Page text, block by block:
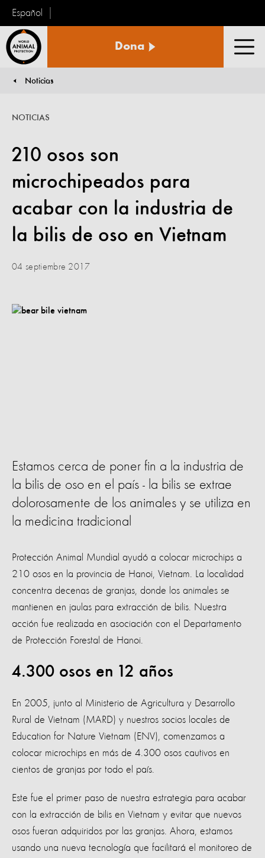
Español
Animal
Dona
Noticias
210 osos son
microchipeados para
acabar con la industria de
la bilis de oso en Vietnam
NOTICIAS
04 septiembre 2017
Estamos cerca de poner fin a la industria de
la bilis de oso en el país - la bilis se extrae
dolorosamente de los animales y se utiliza en
la medicina tradicional
Protección Animal Mundial ayudó a colocar microchips a
210 osos en la provincia de Hanoi, Vietnam. La localidad
concentra decenas de granjas, donde los animales se
mantienen en jaulas para extracción de bilis. Nuestra
acción fue realizada en asociación con el Departamento
de Protección Forestal de Hanoi.
4.300 osos en 12 años
En 2005, junto al Ministerio de Agricultura y Desarrollo
Rural de Vietnam (MARD) y nuestros socios locales de
Education for Nature Vietnam (ENV), comenzamos a
colocar microchips en más de 4.300 osos cautivos en
cientos de granjas por todo el país.
Este fue el primer paso de nuestra estrategia para acabar
con la extracción de bilis en Vietnam y evitar que nuevos
osos fueran adquiridos por las granjas. Ahora, estamos
usando una nueva tecnología que facilitará el monitoreo de